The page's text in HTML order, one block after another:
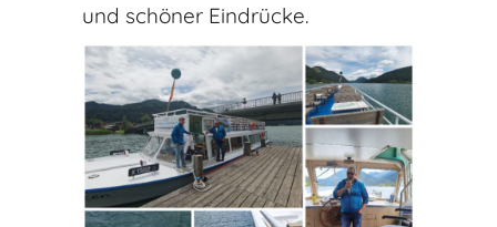
und schöner Eindrücke.